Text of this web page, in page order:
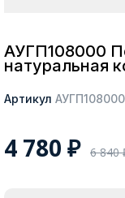
АУГП108000
натуральная
Артикул АУГП108000
4 780 ₽ 6 840